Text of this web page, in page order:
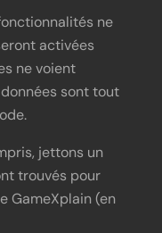
ne
activées
ne voient
sont tout
jettons un
trouvés pour
GameXplain (en